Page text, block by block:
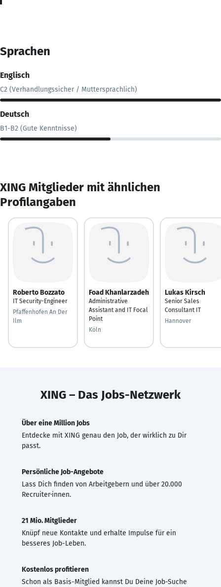
Sprachen
Englisch
C2 (Verhandlungssicher / Muttersprachlich)
Deutsch
B1-B2 (Gute Kenntnisse)
XING Mitglieder mit ähnlichen
Profilangaben
Roberto Bozzato
IT Security-Engineer
Pfaffenhofen An Der
Ilm
Foad Khanlarzadeh
Administrative
Assistant and IT Focal
Point
Köln
Lukas Kirsch
Senior Sales
Consultant IT
Hannover
XING – Das Jobs-Netzwerk
Über eine Million Jobs
Entdecke mit XING genau den Job, der wirklich zu Dir
passt.
Persönliche Job-Angebote
Lass Dich finden von Arbeitgebern und über 20.000
Recruiter·innen.
21 Mio. Mitglieder
Knüpf neue Kontakte und erhalte Impulse für ein
besseres Job-Leben.
Kostenlos profitieren
Schon als Basis-Mitglied kannst Du Deine Job-Suche